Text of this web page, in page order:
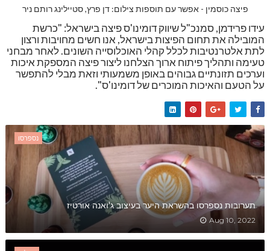
פיצה כוסמין - אפשר עם תוספות צילום: דן פרץ, סטיילינג רותם ניר
עידו פרידמן, סמנכ"ל שיווק דומינו'ס פיצה בישראל: "כרשת
המובילה את תחום הפיצות בישראל, אנו חשים מחויבות ורצון
לתת אלטרנטיבות לכלל קהלי האוכלוסייה השונים. לאחר מבחני
טעימה ותהליך פיתוח ארוך הצלחנו ליצור פיצה המספקת איכות
וערכים תזונתיים גבוהים באופן משמעותי וזאת מבלי להתפשר
על הטעם והאיכות המוכרים של דומינו'ס".
נספרסו
תערובות נספרסו בהשראת היער בעיצוב ג'ואנה אורטיז
Aug 10, 2022